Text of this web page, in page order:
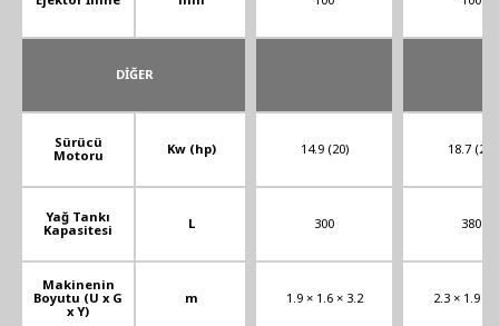
DİĞER
Sürücü
Motoru
Kw (hp)
Yağ Tankı
Kapasitesi
L
Makinenin
Boyutu (U x G
x Y)
m
14.9 (20)
300
1.9 × 1.6 × 3.2
18.7 (25)
380
2.3 × 1.9 ×